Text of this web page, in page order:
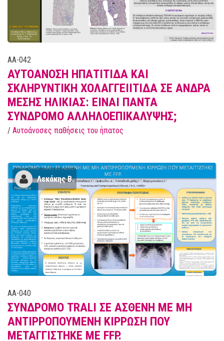
AA-042
ΑΥΤΟΑΝΟΣΗ ΗΠΑΤΙΤΙΔΑ ΚΑΙ
ΣΚΛΗΡΥΝΤΙΚΗ ΧΟΛΑΓΓΕΙΙΤΙΔΑ ΣΕ ΑΝΔΡΑ
ΜΕΣΗΣ ΗΛΙΚΙΑΣ: EINAI ΠΑΝΤΑ
ΣΥΝΔΡΟΜΟ ΑΛΛΗΛΟΕΠΙΚΑΛΥΨΗΣ;
/ Αυτοάνοσες παθήσεις του ήπατος
Λεκάκης Β.
AA-040
ΣΥΝΔΡΟΜΟ TRALI ΣΕ ΑΣΘΕΝΗ ΜΕ ΜΗ
ΑΝΤΙΡΡΟΠΟΥΜΕΝΗ ΚΙΡΡΩΣΗ ΠΟΥ
ΜΕΤΑΓΓΙΣΤΗΚΕ ΜΕ FFP.